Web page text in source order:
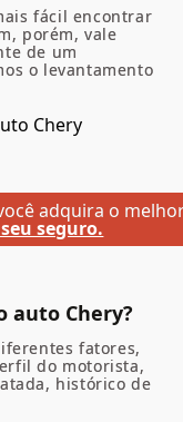
fácil encontrar
porém, vale
de um
o levantamento
adquira o
seguro.
auto Chery?
fatores,
do motorista,
histórico de